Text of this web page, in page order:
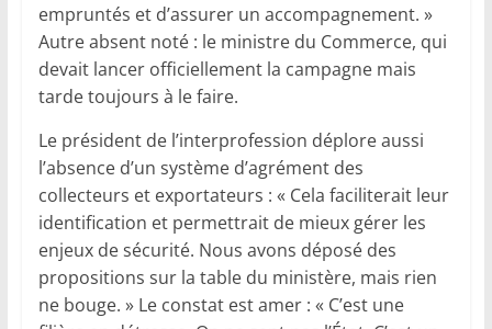
empruntés et d’assurer un accompagnement. »
Autre absent noté : le ministre du Commerce, qui
devait lancer officiellement la campagne mais
tarde toujours à le faire.
Le président de l’interprofession déplore aussi
l’absence d’un système d’agrément des
collecteurs et exportateurs : « Cela faciliterait leur
identification et permettrait de mieux gérer les
enjeux de sécurité. Nous avons déposé des
propositions sur la table du ministère, mais rien
ne bouge. » Le constat est amer : « C’est une